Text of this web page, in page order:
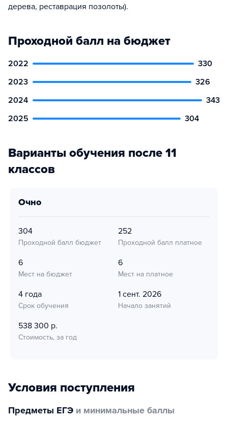
дерева, реставрация позолоты).
Проходной балл на бюджет
2022
330
2023
326
2024
343
2025
304
Варианты обучения после 11
классов
очно
304
Проходной балл бюджет
252
Проходной балл платное
6
Мест на бюджет
6
Мест на платное
4 года
Срок обучения
1 сент. 2026
Начало занятий
538 300 р.
Стоимость, за год
Условия поступления
Предметы ЕГЭ и минимальные баллы